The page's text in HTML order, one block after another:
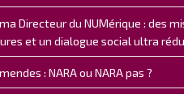
Directeur du NUMérique : des
et un dialogue social ultra
: NARA ou NARA pas ?